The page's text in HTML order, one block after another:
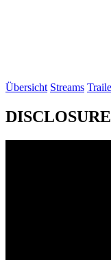
Übersicht Streams